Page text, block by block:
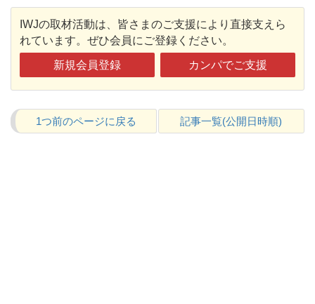
IWJの取材活動は、皆さまのご支援により直接支えら
れています。ぜひ会員にご登録ください。
新規会員登録 カンパでご支援
1つ前のページに戻る 記事一覧(公開日時順)